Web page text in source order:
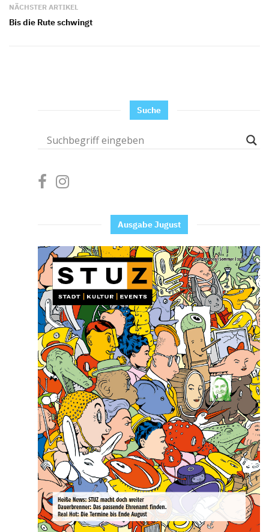
NÄCHSTER ARTIKEL
Bis die Rute schwingt
Suche
Ausgabe Jugust